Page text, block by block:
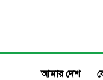
আমার দেশ